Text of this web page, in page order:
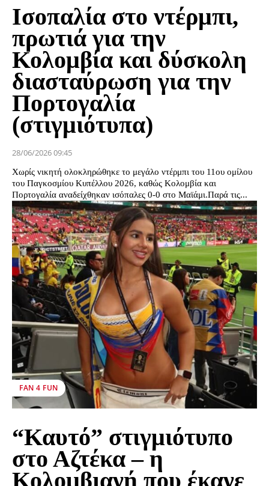
Ισοπαλία στο ντέρμπι,
πρωτιά για την
Κολομβία και δύσκολη
διασταύρωση για την
Πορτογαλία
(στιγμιότυπα)
28/06/2026 09:45
Χωρίς νικητή ολοκληρώθηκε το μεγάλο ντέρμπι του 11ου ομίλου
του Παγκοσμίου Κυπέλλου 2026, καθώς Κολομβία και
Πορτογαλία αναδείχθηκαν ισόπαλες 0-0 στο Μαϊάμι.Παρά τις...
FAN 4 FUN
“Καυτό” στιγμιότυπο
στο Αζτέκα – η
Κολομβιανή που έκανε